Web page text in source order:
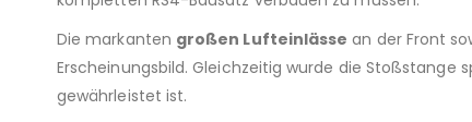
Die markanten großen Lufteinlässe an der Front
Erscheinungsbild. Gleichzeitig wurde die Stoßstange
gewährleistet ist.